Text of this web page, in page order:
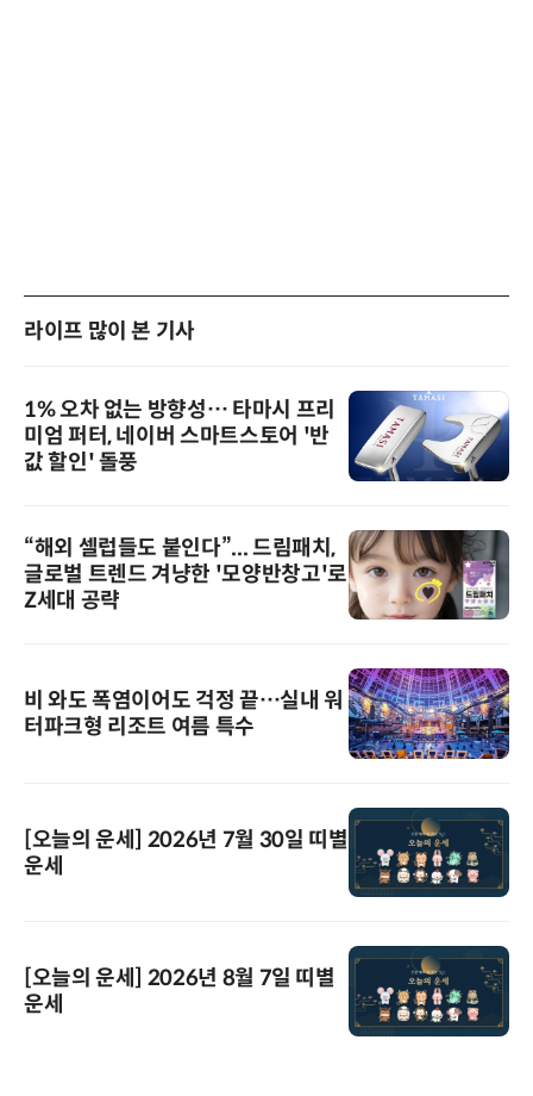
라이프 많이 본 기사
1% 오차 없는 방향성… 타마시 프리
미엄 퍼터, 네이버 스마트스토어 '반
값 할인' 돌풍
“해외 셀럽들도 붙인다”... 드림패치,
글로벌 트렌드 겨냥한 '모양반창고'로
Z세대 공략
비 와도 폭염이어도 걱정 끝…실내 워
터파크형 리조트 여름 특수
[오늘의 운세] 2026년 7월 30일 띠별
운세
[오늘의 운세] 2026년 8월 7일 띠별
운세